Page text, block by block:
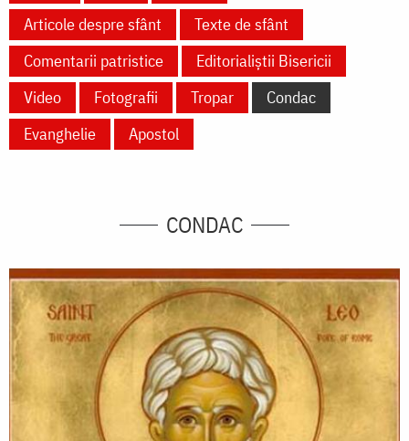
Articole despre sfânt
Texte de sfânt
Comentarii patristice
Editorialiștii Bisericii
Video
Fotografii Tropar
Condac
Evanghelie
Apostol
CONDAC